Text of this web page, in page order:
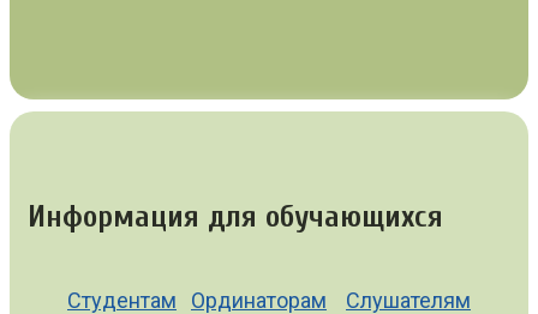
Информация для обучающихся
Студентам Ординаторам Слушателям